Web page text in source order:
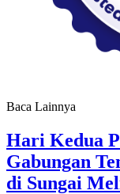
Baca Lainnya
Hari Kedua
Gabungan
di Sungai